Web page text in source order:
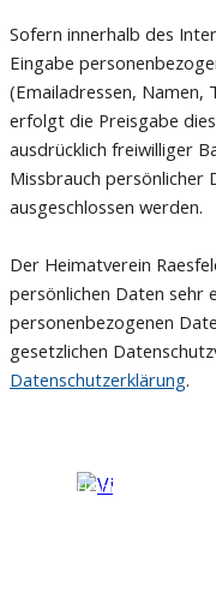
Sofern innerhalb des
Eingabe
(Emailadressen, Namen,
erfolgt die Preisgabe
ausdrücklich freiwilliger
Missbrauch persönlicher
ausgeschlossen werden.
Der Heimatverein
persönlichen Daten sehr
personenbezogenen
gesetzlichen
Datenschutzerklärung.
Heimatverein